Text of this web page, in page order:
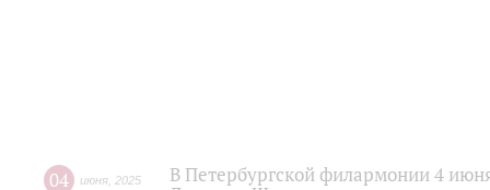
04 июня 2025
В Петербургской филармонии 4